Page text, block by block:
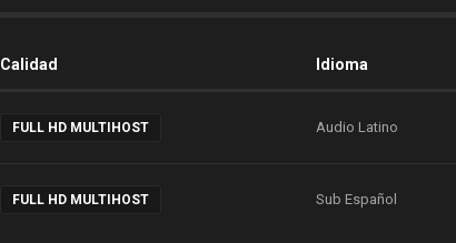
Calidad Idioma
FULL HD MULTIHOST Audio Latino
FULL HD MULTIHOST Sub Español